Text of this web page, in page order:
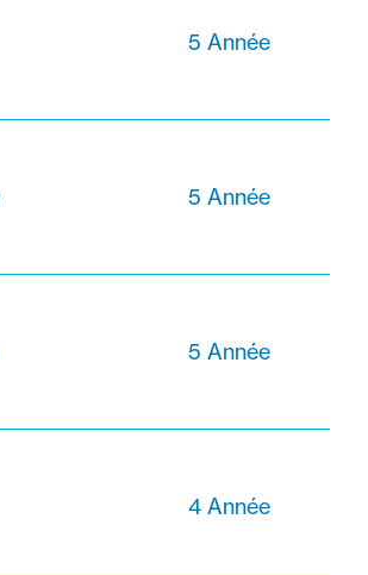
5 Année
5 Année
5 Année
4 Année